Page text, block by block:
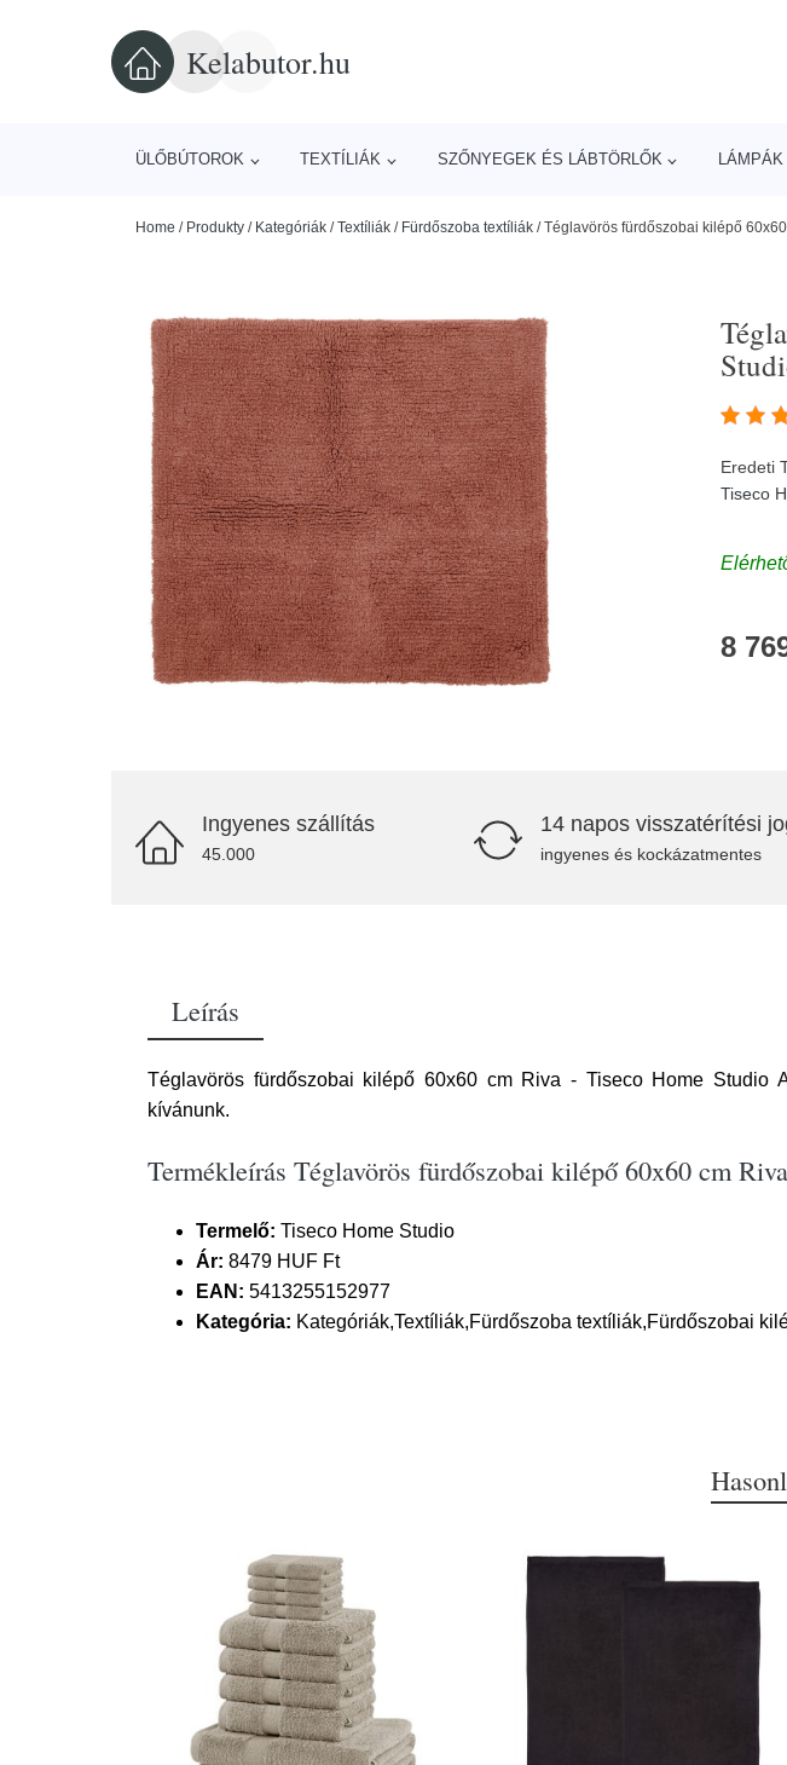
Kelabutor.hu
ÜLŐBÚTOROK TEXTÍLIÁK SZŐNYEGEK ÉS LÁBTÖRLŐK LÁMPÁK
Home / Produkty / Kategóriák /Textíliák / Fürdőszoba textíliák /Téglavörös fürdőszobai kilépő
Eredeti
Tiseco
8
Ingyenes szállítás
45.000
14 napos visszatérítési
ingyenes és kockázatmentes
Leírás
Téglavörös fürdőszobai kilépő 60x60 cm Riva - Tiseco Home Studio
kívánunk.
Termékleírás Téglavörös fürdőszobai kilépő 60x60 cm
Termelő: Tiseco Home Studio
Ár: 8479 HUF Ft
EAN: 5413255152977
Kategória: Kategóriák,Textíliák,Fürdőszoba textíliák,Fürdőszobai